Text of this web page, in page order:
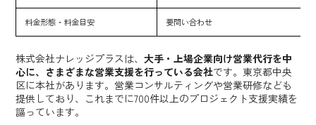
料金形態・料金目安 要問い合わせ
株式会社ナレッジプラスは、大手・上場企業向け営業代行を中
心に、さまざまな営業支援を行っている会社です。東京都中央
区に本社があります。営業コンサルティングや営業研修なども
提供しており、これまでに700件以上のプロジェクト支援実績を
謳っています。